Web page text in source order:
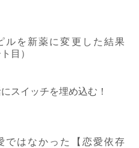
ルを新薬に変更した結果
目）
スイッチを埋め込む！
ではなかった【恋愛依存